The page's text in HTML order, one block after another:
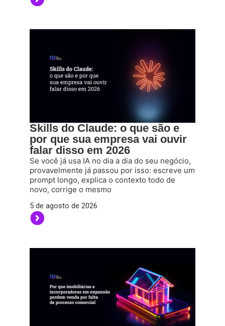
Skills do Claude: o que são e
por que sua empresa vai ouvir
falar disso em 2026
Se você já usa IA no dia a dia do seu negócio,
provavelmente já passou por isso: escreve um
prompt longo, explica o contexto todo de
novo, corrige o mesmo
5 de agosto de 2026